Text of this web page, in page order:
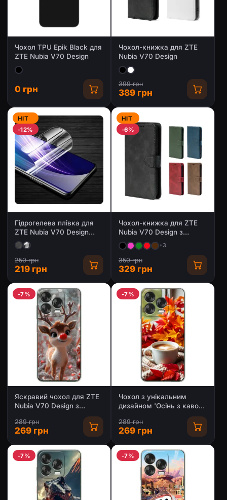
Чохол TPU Epik Black для
ZTE Nubia V70 Design
0 грн
Чохол-книжка для ZTE
Nubia V70 Design
399 грн
389 грн
HIT
-12%
Гідрогелева плівка для
ZTE Nubia V70 Design
(Глянцева / Матова)
250 грн
219 грн
HIT
-6%
Чохол-книжка для ZTE
Nubia V70 Design з
магнітною застібкою
+3
350 грн
329 грн
-7%
Яскравий чохол для ZTE
Nubia V70 Design з
289 грн
269 грн
-7%
Чохол з унікальним
дизайном 'Осінь з кавою'
для ZTE Nubia V70 Design
289 грн
269 грн
-7% -7%